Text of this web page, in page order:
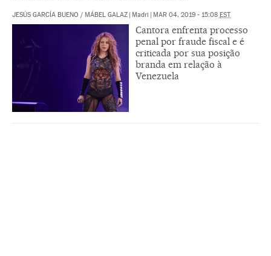
JESÚS GARCÍA BUENO / MÁBEL GALAZ | Madri | MAR 04, 2019 - 15:08 EST
Cantora enfrenta processo
penal por fraude fiscal e é
criticada por sua posição
branda em relação à
Venezuela